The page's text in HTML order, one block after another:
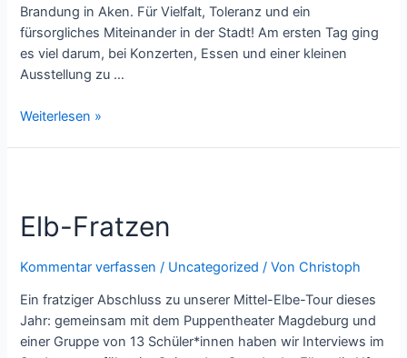
Brandung in Aken. Für Vielfalt, Toleranz und ein
fürsorgliches Miteinander in der Stadt! Am ersten Tag ging
es viel darum, bei Konzerten, Essen und einer kleinen
Ausstellung zu …
10
Weiterlesen »
Elb-Fratzen
Kommentar verfassen / Uncategorized / VonChristoph
Ein fratziger Abschluss zu unserer Mittel-Elbe-Tour dieses
Jahr: gemeinsam mit dem Puppentheater Magdeburg und
einer Gruppe von 13 Schüler*innen haben wir Interviews im